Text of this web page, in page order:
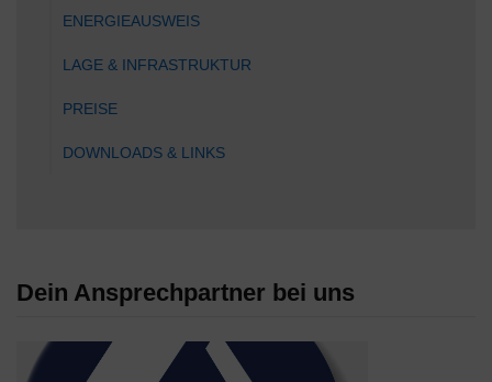
ENERGIEAUSWEIS
LAGE & INFRASTRUKTUR
PREISE
DOWNLOADS & LINKS
Dein Ansprechpartner bei uns